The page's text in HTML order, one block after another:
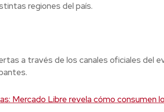
regiones del país.
a través de los canales oficiales del
Mercado Libre revela cómo consumen